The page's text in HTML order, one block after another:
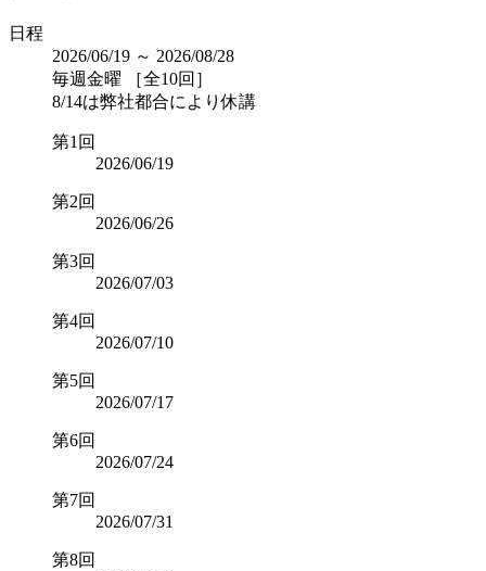
日程
2026/06/19 ～ 2026/08/28
毎週金曜 ［全10回］
8/14は弊社都合により休講
第1回
2026/06/19
第2回
2026/06/26
第3回
2026/07/03
第4回
2026/07/10
第5回
2026/07/17
第6回
2026/07/24
第7回
2026/07/31
第8回